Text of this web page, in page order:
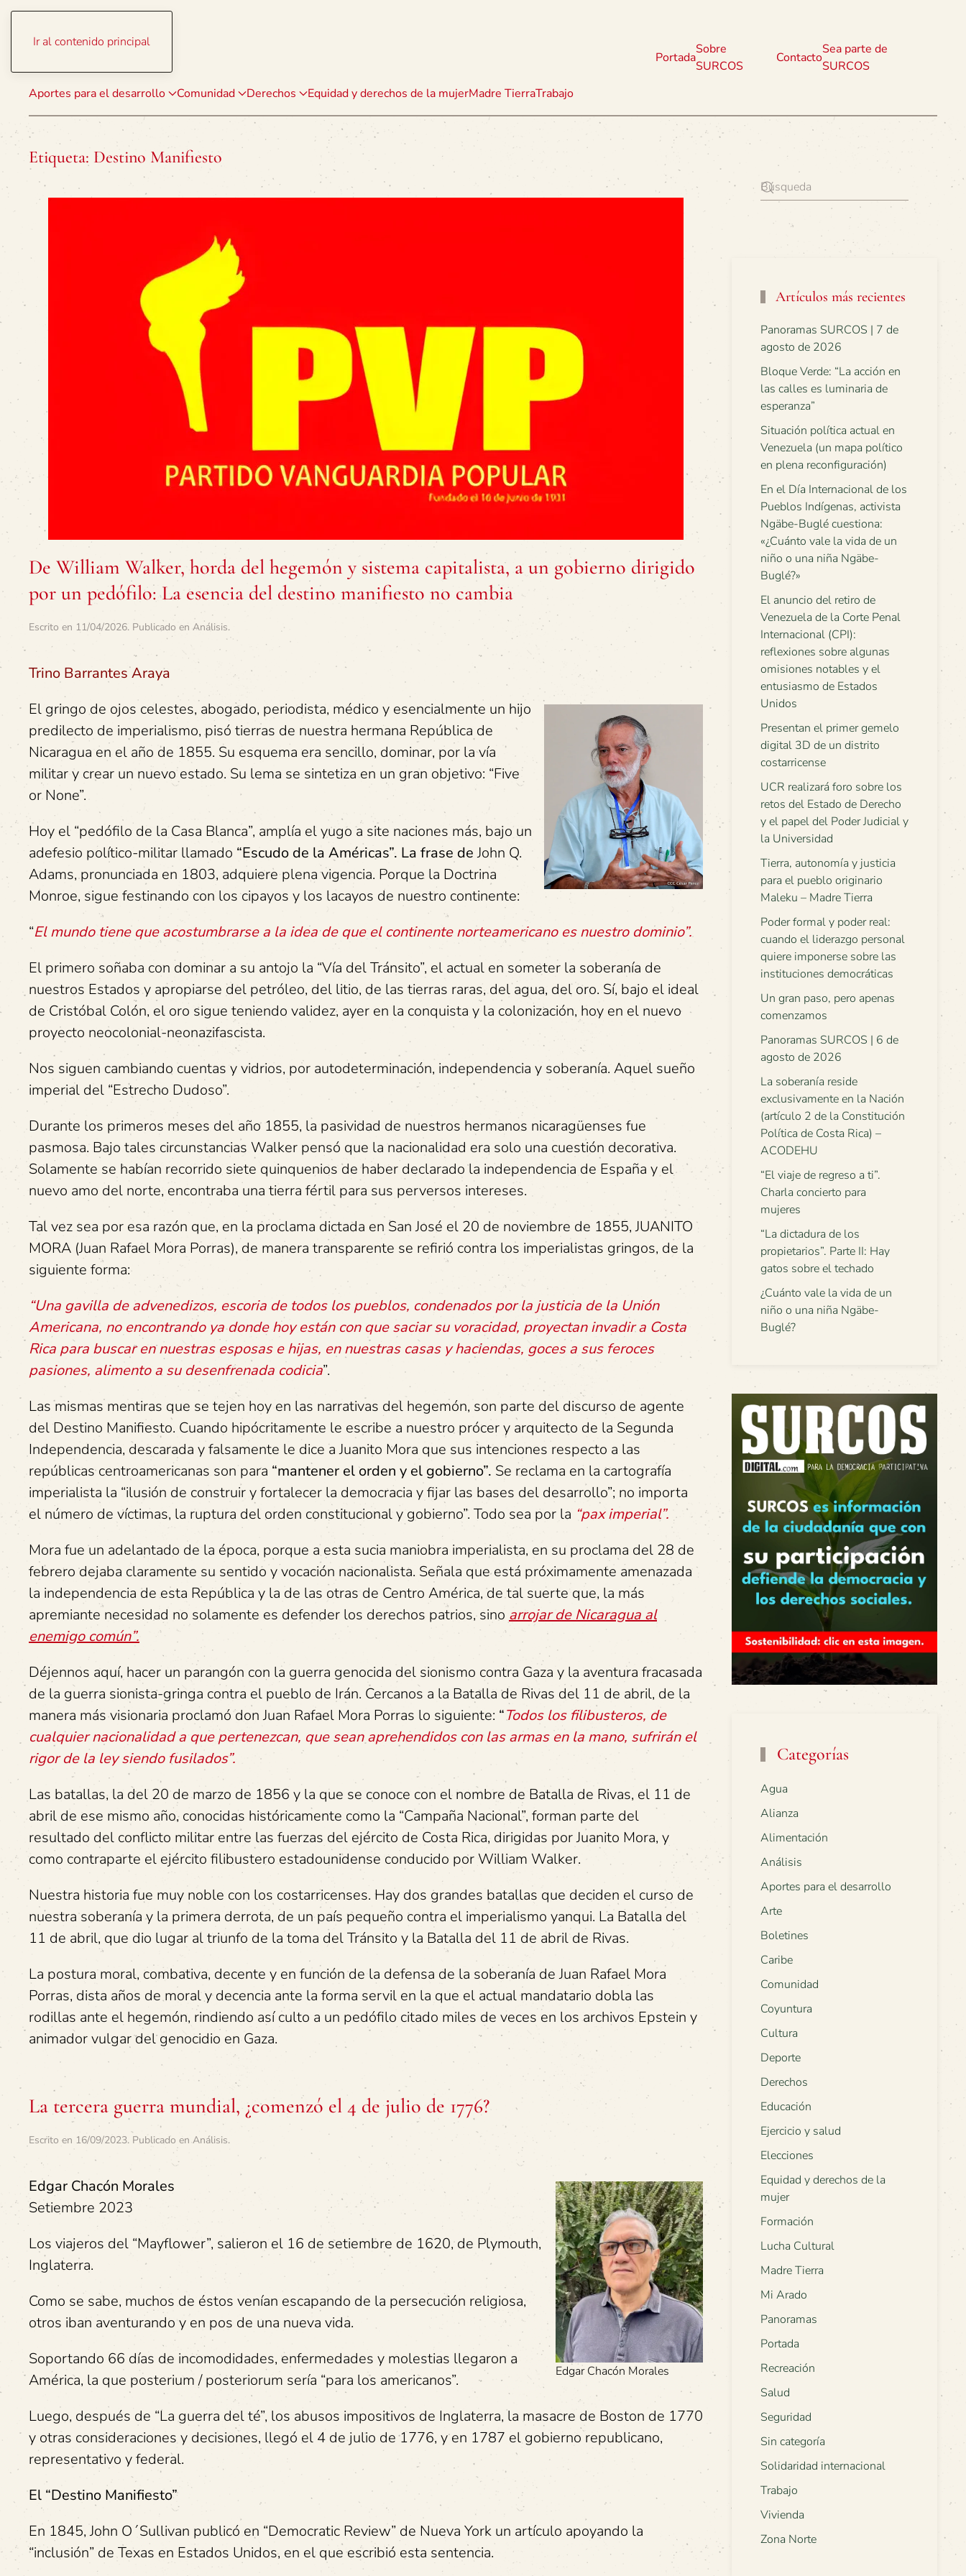
Ir al contenido principal
Aportes para el desarrollo Comunidad Derechos Equidad y derechos de la mujerMadre TierraTrabajo
Portada
Sobre
SURCOS
Contacto
Sea parte de
SURCOS
Etiqueta: Destino Manifiesto
De William Walker, horda del hegemón y sistema capitalista, a un gobierno dirigido
por un pedófilo: La esencia del destino manifiesto no cambia
Escrito en 11/04/2026. Publicado en Análisis.
Trino Barrantes Araya
El gringo de ojos celestes, abogado, periodista, médico y esencialmente un hijo
predilecto de imperialismo, pisó tierras de nuestra hermana República de
Nicaragua en el año de 1855. Su esquema era sencillo, dominar, por la vía
militar y crear un nuevo estado. Su lema se sintetiza en un gran objetivo: “Five
or None”.
Hoy el “pedófilo de la Casa Blanca”, amplía el yugo a site naciones más, bajo un
adefesio político-militar llamado “Escudo de la Américas”. La frase deJohn Q.
Adams, pronunciada en 1803, adquiere plena vigencia. Porque la Doctrina
Monroe, sigue festinando con los cipayos y los lacayos de nuestro continente:
“El mundo tiene que acostumbrarse a la idea de que el continente norteamericano es nuestro dominio”.
El primero soñaba con dominar a su antojo la “Vía del Tránsito”, el actual en someter la soberanía de
nuestros Estados y apropiarse del petróleo, del litio, de las tierras raras, del agua, del oro. Sí, bajo el ideal
de Cristóbal Colón, el oro sigue teniendo validez, ayer en la conquista y la colonización, hoy en el nuevo
proyecto neocolonial-neonazifascista.
Nos siguen cambiando cuentas y vidrios, por autodeterminación, independencia y soberanía. Aquel sueño
imperial del “Estrecho Dudoso”.
Durante los primeros meses del año 1855, la pasividad de nuestros hermanos nicaragüenses fue
pasmosa. Bajo tales circunstancias Walker pensó que la nacionalidad era solo una cuestión decorativa.
Solamente se habían recorrido siete quinquenios de haber declarado la independencia de España y el
nuevo amo del norte, encontraba una tierra fértil para sus perversos intereses.
Tal vez sea por esa razón que, en la proclama dictada en San José el 20 de noviembre de 1855, JUANITO
MORA (Juan Rafael Mora Porras), de manera transparente se refirió contra los imperialistas gringos, de la
siguiente forma:
“Una gavilla de advenedizos, escoria de todos los pueblos, condenados por la justicia de la Unión
Americana, no encontrando ya donde hoy están con que saciar su voracidad, proyectan invadir a Costa
Rica para buscar en nuestras esposas e hijas, en nuestras casas y haciendas, goces a sus feroces
pasiones, alimento a su desenfrenada codicia”.
Las mismas mentiras que se tejen hoy en las narrativas del hegemón, son parte del discurso de agente
del Destino Manifiesto. Cuando hipócritamente le escribe a nuestro prócer y arquitecto de la Segunda
Independencia, descarada y falsamente le dice a Juanito Mora que sus intenciones respecto a las
repúblicas centroamericanas son para “mantener el orden y el gobierno”. Se reclama en la cartografía
imperialista la “ilusión de construir y fortalecer la democracia y fijar las bases del desarrollo”; no importa
el número de víctimas, la ruptura del orden constitucional y gobierno”. Todo sea por la “pax imperial”.
Mora fue un adelantado de la época, porque a esta sucia maniobra imperialista, en su proclama del 28 de
febrero dejaba claramente su sentido y vocación nacionalista. Señala que está próximamente amenazada
la independencia de esta República y la de las otras de Centro América, de tal suerte que, la más
apremiante necesidad no solamente es defender los derechos patrios, sino arrojar de Nicaragua al
enemigo común”.
Déjennos aquí, hacer un parangón con la guerra genocida del sionismo contra Gaza y la aventura fracasada
de la guerra sionista-gringa contra el pueblo de Irán. Cercanos a la Batalla de Rivas del 11 de abril, de la
manera más visionaria proclamó don Juan Rafael Mora Porras lo siguiente: “Todos los filibusteros, de
cualquier nacionalidad a que pertenezcan, que sean aprehendidos con las armas en la mano, sufrirán el
rigor de la ley siendo fusilados”.
Las batallas, la del 20 de marzo de 1856 y la que se conoce con el nombre de Batalla de Rivas, el 11 de
abril de ese mismo año, conocidas históricamente como la “Campaña Nacional”, forman parte del
resultado del conflicto militar entre las fuerzas del ejército de Costa Rica, dirigidas por Juanito Mora, y
como contraparte el ejército filibustero estadounidense conducido por William Walker.
Nuestra historia fue muy noble con los costarricenses. Hay dos grandes batallas que deciden el curso de
nuestra soberanía y la primera derrota, de un país pequeño contra el imperialismo yanqui. La Batalla del
11 de abril, que dio lugar al triunfo de la toma del Tránsito y la Batalla del 11 de abril de Rivas.
La postura moral, combativa, decente y en función de la defensa de la soberanía de Juan Rafael Mora
Porras, dista años de moral y decencia ante la forma servil en la que el actual mandatario dobla las
rodillas ante el hegemón, rindiendo así culto a un pedófilo citado miles de veces en los archivos Epstein y
animador vulgar del genocidio en Gaza.
La tercera guerra mundial, ¿comenzó el 4 de julio de 1776?
Escrito en 16/09/2023. Publicado enAnálisis.
Edgar Chacón Morales
Edgar Chacón Morales
Setiembre 2023
Los viajeros del “Mayflower”, salieron el 16 de setiembre de 1620, de Plymouth,
Inglaterra.
Como se sabe, muchos de éstos venían escapando de la persecución religiosa,
otros iban aventurando y en pos de una nueva vida.
Soportando 66 días de incomodidades, enfermedades y molestias llegaron a
América, la que posterium / posteriorum sería “para los americanos”.
Luego, después de “La guerra del té”, los abusos impositivos de Inglaterra, la masacre de Boston de 1770
y otras consideraciones y decisiones, llegó el 4 de julio de 1776, y en 1787 el gobierno republicano,
representativo y federal.
El “Destino Manifiesto”
En 1845, John O´Sullivan publicó en “Democratic Review” de Nueva York un artículo apoyando la
“inclusión” de Texas en Estados Unidos, en el que escribió esta sentencia.
Artículos más recientes
Panoramas SURCOS | 7 de
agosto de 2026
Bloque Verde: “La acción en
las calles es luminaria de
esperanza”
Situación política actual en
Venezuela (un mapa político
en plena reconfiguración)
En el Día Internacional de los
Pueblos Indígenas, activista
Ngäbe-Buglé cuestiona:
«¿Cuánto vale la vida de un
niño o una niña Ngäbe-
Buglé?»
El anuncio del retiro de
Venezuela de la Corte Penal
Internacional (CPI):
reflexiones sobre algunas
omisiones notables y el
entusiasmo de Estados
Unidos
Presentan el primer gemelo
digital 3D de un distrito
costarricense
UCR realizará foro sobre los
retos del Estado de Derecho
y el papel del Poder Judicial y
la Universidad
Tierra, autonomía y justicia
para el pueblo originario
Maleku – Madre Tierra
Poder formal y poder real:
cuando el liderazgo personal
quiere imponerse sobre las
instituciones democráticas
Un gran paso, pero apenas
comenzamos
Panoramas SURCOS | 6 de
agosto de 2026
La soberanía reside
exclusivamente en la Nación
(artículo 2 de la Constitución
Política de Costa Rica) –
ACODEHU
“El viaje de regreso a ti”.
Charla concierto para
mujeres
“La dictadura de los
propietarios”. Parte II: Hay
gatos sobre el techado
¿Cuánto vale la vida de un
niño o una niña Ngäbe-
Buglé?
Categorías
Agua
Alianza
Alimentación
Análisis
Aportes para el desarrollo
Arte
Boletines
Caribe
Comunidad
Coyuntura
Cultura
Deporte
Derechos
Educación
Ejercicio y salud
Elecciones
Equidad y derechos de la
mujer
Formación
Lucha Cultural
Madre Tierra
Mi Arado
Panoramas
Portada
Recreación
Salud
Seguridad
Sin categoría
Solidaridad internacional
Trabajo
Vivienda
Zona Norte